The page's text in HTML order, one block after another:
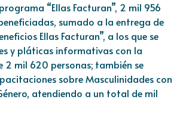
“Ellas Facturan”, 2 mil 956
sumado a la entrega de
Ellas Facturan”, a los que se
y pláticas informativas con la
mil 620 personas; también se
sobre Masculinidades con
atendiendo a un total de mil